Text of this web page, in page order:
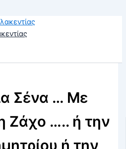
Σένα … Με
Ζάχο ….. ή την
ή την